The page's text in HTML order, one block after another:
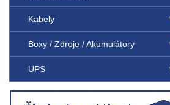
Kabely
Boxy / Zdroje / Akumulátory
UPS